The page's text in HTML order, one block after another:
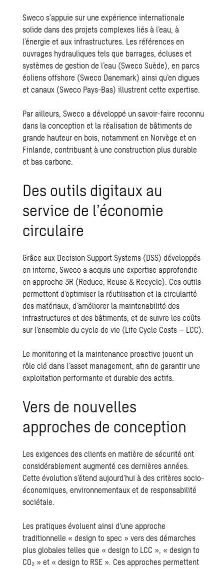
Sweco s’appuie sur une expérience internationale
solide dans des projets complexes liés à l’eau, à
l’énergie et aux infrastructures. Les références en
ouvrages hydrauliques tels que barrages, écluses et
systèmes de gestion de l’eau (Sweco Suède), en parcs
éoliens offshore (Sweco Danemark) ainsi qu’en digues
et canaux (Sweco Pays-Bas) illustrent cette expertise.
Par ailleurs, Sweco a développé un savoir-faire reconnu
dans la conception et la réalisation de bâtiments de
grande hauteur en bois, notamment en Norvège et en
Finlande, contribuant à une construction plus durable
et bas carbone.
Des outils digitaux au
service de l’économie
circulaire
Grâce aux Decision Support Systems (DSS) développés
en interne, Sweco a acquis une expertise approfondie
en approche 3R (Reduce, Reuse & Recycle). Ces outils
permettent d’optimiser la réutilisation et la circularité
des matériaux, d’améliorer la maintenabilité des
infrastructures et des bâtiments, et de suivre les coûts
sur l’ensemble du cycle de vie (Life Cycle Costs – LCC).
Le monitoring et la maintenance proactive jouent un
rôle clé dans l’asset management, afin de garantir une
exploitation performante et durable des actifs.
Vers de nouvelles
approches de conception
Les exigences des clients en matière de sécurité ont
considérablement augmenté ces dernières années.
Cette évolution s’étend aujourd’hui à des critères socio-
économiques, environnementaux et de responsabilité
sociétale.
Les pratiques évoluent ainsi d’une approche
traditionnelle « design to spec » vers des démarches
plus globales telles que « design to LCC », « design to
CO₂ » et « design to RSE ». Ces approches permettent